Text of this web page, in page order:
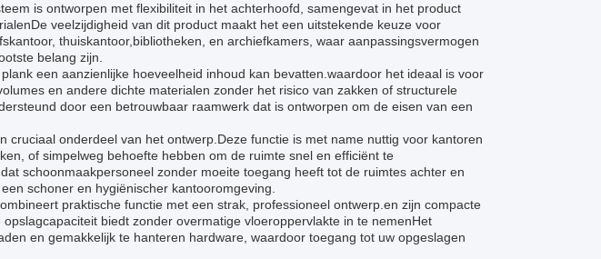
is ontworpen met flexibiliteit in het achterhoofd, samengevat in het product
veelzijdigheid van dit product maakt het een uitstekende keuze voor
thuiskantoor,bibliotheken, en archiefkamers, waar aanpassingsvermogen
belang zijn.
een aanzienlijke hoeveelheid inhoud kan bevatten.waardoor het ideaal is voor
en andere dichte materialen zonder het risico van zakken of structurele
door een betrouwbaar raamwerk dat is ontworpen om de eisen van een
cruciaal onderdeel van het ontwerp.Deze functie is met name nuttig voor kantoren
of simpelweg behoefte hebben om de ruimte snel en efficiënt te
schoonmaakpersoneel zonder moeite toegang heeft tot de ruimtes achter en
schoner en hygiënischer kantooromgeving.
praktische functie met een strak, professioneel ontwerp.en zijn compacte
biedt zonder overmatige vloeroppervlakte in te nemenHet
en gemakkelijk te hanteren hardware, waardoor toegang tot uw opgeslagen